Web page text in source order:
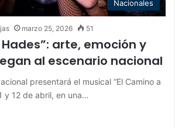
Nacionales
marzo 25, 2026 51
arte, emoción y
al escenario nacional
presentará el musical “El Camino a
y 12 de abril, en una…